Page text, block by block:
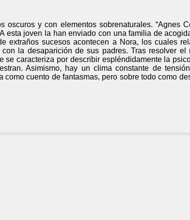
oscuros y con elementos sobrenaturales. “Agnes
esta joven la han enviado con una familia de
extraños sucesos acontecen a Nora, los cuales
la desaparición de sus padres. Tras resolver el
se caracteriza por describir espléndidamente la
Asimismo, hay un clima constante de
como cuento de fantasmas, pero sobre todo como